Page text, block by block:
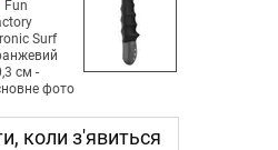
коли з'явиться